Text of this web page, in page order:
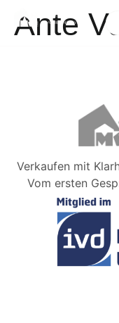
Ante
Verkaufen mit
Vom ersten